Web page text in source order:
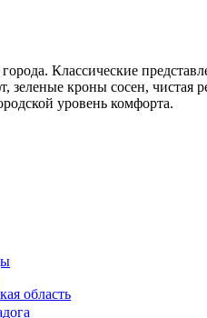
Классические
кроны сосен, чистая
уровень комфорта.
область